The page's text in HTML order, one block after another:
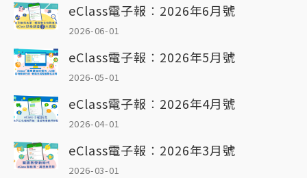
eClass電子報︰2026年6月號
2026-06-01
eClass電子報︰2026年5月號
2026-05-01
eClass電子報︰2026年4月號
2026-04-01
eClass電子報︰2026年3月號
2026-03-01